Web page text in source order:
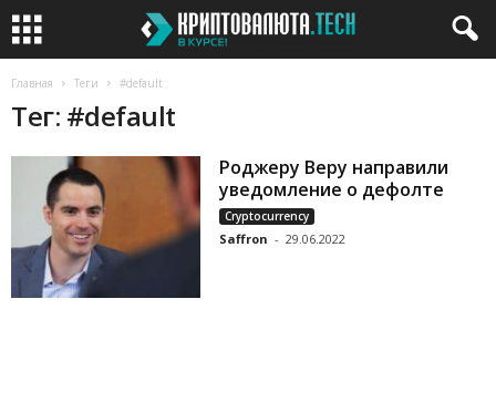
Главная Теги #default
Тег: #default
Роджеру Веру направили
уведомление о дефолте
Cryptocurrency
Saffron - 29.06.2022